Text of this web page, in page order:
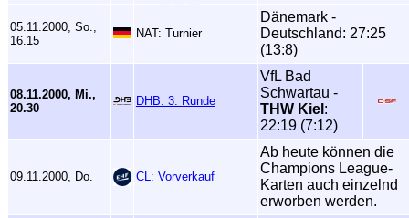
05.11.2000, So.,
16.15
NAT: Turnier
Dänemark -
Deutschland: 27:25
(13:8)
08.11.2000, Mi.,
20.30
DHB: 3. Runde
VfL Bad
Schwartau -
THW Kiel :
22:19 (7:12)
09.11.2000, Do. CL: Vorverkauf
Ab heute können die
Champions League-
Karten auch einzelnd
erworben werden.